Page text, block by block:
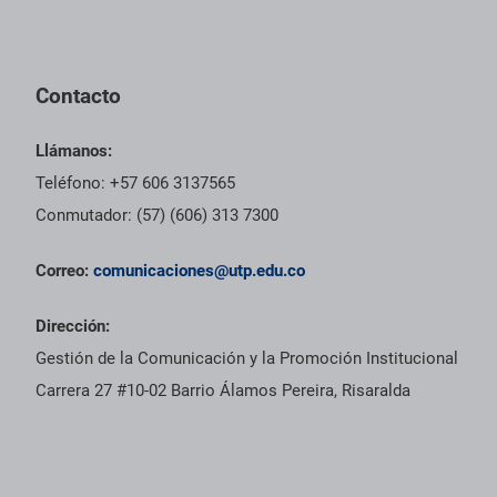
Contacto
Llámanos:
Teléfono: +57 606 3137565
Conmutador: (57) (606) 313 7300
Correo: comunicaciones@utp.edu.co
Dirección:
Gestión de la Comunicación y la Promoción Institucional
Carrera 27 #10-02 Barrio Álamos Pereira, Risaralda